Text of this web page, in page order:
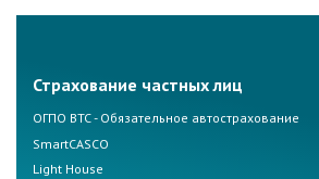
Страхование частных лиц
ОГПО ВТС - Обязательное автострахование
SmartCASCO
Light House